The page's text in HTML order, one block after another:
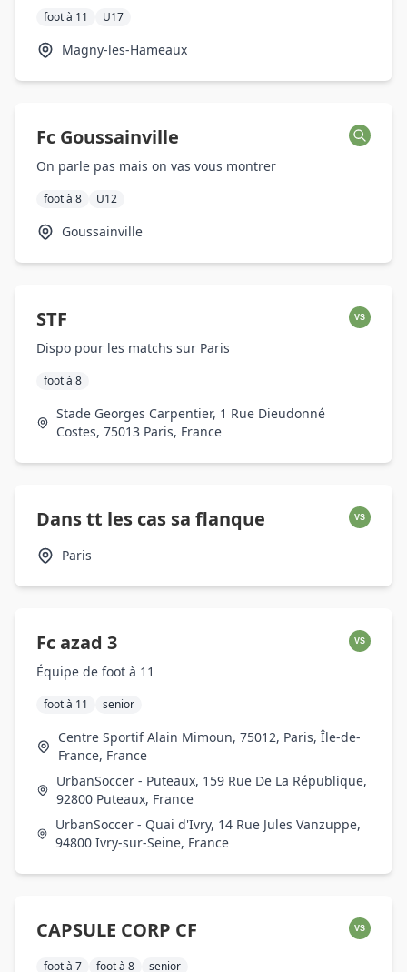
foot à 11 U17
Magny-les-Hameaux
Fc Goussainville
On parle pas mais on vas vous montrer
foot à 8 U12
Goussainville
STF VS
Dispo pour les matchs sur Paris
foot à 8
Stade Georges Carpentier, 1 Rue Dieudonné
Costes, 75013 Paris, France
Dans tt les cas sa flanque VS
Paris
Fc azad 3 VS
Équipe de foot à 11
foot à 11 senior
Centre Sportif Alain Mimoun, 75012, Paris, Île-de-
France, France
UrbanSoccer - Puteaux, 159 Rue De La République,
92800 Puteaux, France
UrbanSoccer - Quai d'Ivry, 14 Rue Jules Vanzuppe,
94800 Ivry-sur-Seine, France
CAPSULE CORP CF VS
foot à 7 foot à 8 senior